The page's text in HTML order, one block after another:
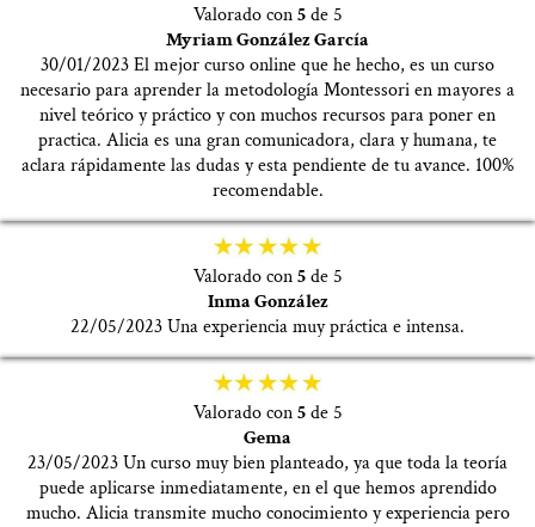
Valorado con5de 5
Myriam González García
30/01/2023 El mejor curso online que he hecho, es un curso
necesario para aprender la metodología Montessori en mayores a
nivel teórico y práctico y con muchos recursos para poner en
practica. Alicia es una gran comunicadora, clara y humana, te
aclara rápidamente las dudas y esta pendiente de tu avance. 100%
recomendable.
Valorado con5de 5
Inma González
22/05/2023 Una experiencia muy práctica e intensa.
Valorado con5de 5
Gema
23/05/2023 Un curso muy bien planteado, ya que toda la teoría
puede aplicarse inmediatamente, en el que hemos aprendido
mucho. Alicia transmite mucho conocimiento y experiencia pero